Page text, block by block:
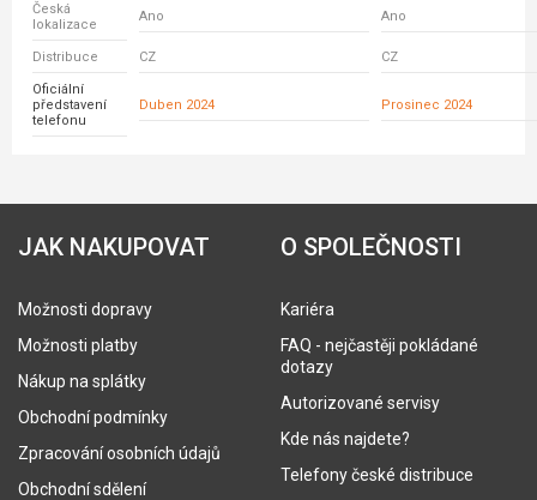
Česká
lokalizace
Ano Ano
Distribuce CZ CZ
Oficiální
představení
telefonu
Duben 2024 Prosinec 2024
JAK NAKUPOVAT
Možnosti dopravy
Možnosti platby
Nákup na splátky
Obchodní podmínky
Zpracování osobních údajů
Obchodní sdělení
O SPOLEČNOSTI
Kariéra
FAQ - nejčastěji pokládané
dotazy
Autorizované servisy
Kde nás najdete?
Telefony české distribuce